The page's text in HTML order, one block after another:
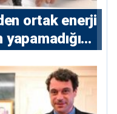
ortak enerji